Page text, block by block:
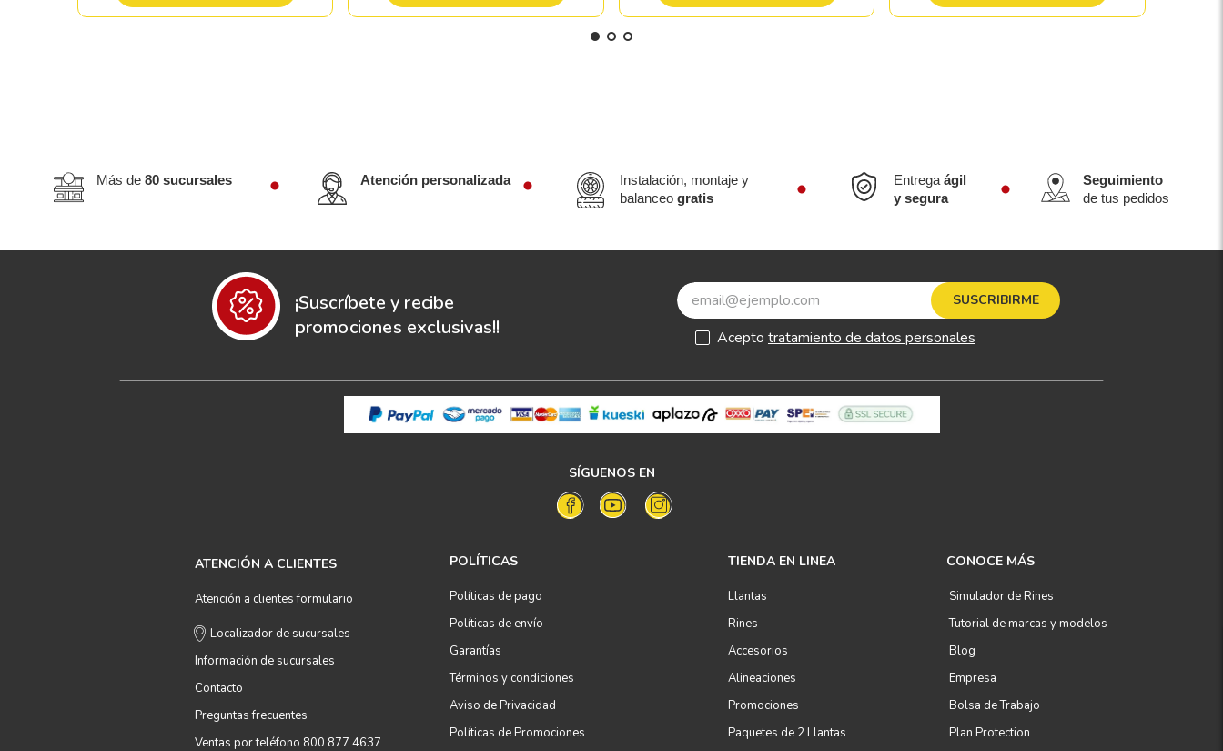
Más de 80 sucursales Atención personalizada
Instalación, montaje y
balanceogratis
Entregaágil
y segura
Seguimiento
de tus pedidos
¡Suscríbete y recibe
promociones exclusivas!!
SUSCRIBIRME
Acepto tratamiento de datos personales
SÍGUENOS EN
ATENCIÓN A CLIENTES
Atención a clientes formulario
Localizador de sucursales
Información de sucursales
Contacto
Preguntas frecuentes
Ventas por teléfono 800 877 4637
POLÍTICAS
Políticas de pago
Políticas de envío
Garantías
Términos y condiciones
Aviso de Privacidad
Políticas de Promociones
TIENDA EN LINEA
Llantas
Rines
Accesorios
Alineaciones
Promociones
Paquetes de 2 Llantas
CONOCE MÁS
Simulador de Rines
Tutorial de marcas y modelos
Blog
Empresa
Bolsa de Trabajo
Plan Protection